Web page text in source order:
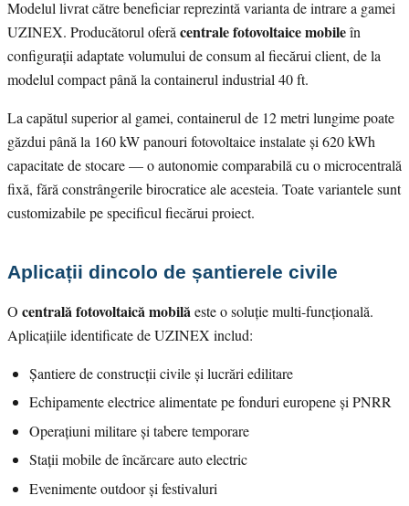
Modelul livrat către beneficiar reprezintă varianta de intrare a gamei
UZINEX. Producătorul oferă centrale fotovoltaice mobileîn
configurații adaptate volumului de consum al fiecărui client, de la
modelul compact până la containerul industrial 40 ft.
La capătul superior al gamei, containerul de 12 metri lungime poate
găzdui până la 160 kW panouri fotovoltaice instalate și 620 kWh
capacitate de stocare — o autonomie comparabilă cu o microcentrală
fixă, fără constrângerile birocratice ale acesteia. Toate variantele sunt
customizabile pe specificul fiecărui proiect.
Aplicații dincolo de șantierele civile
O centrală fotovoltaică mobilăeste o soluție multi-funcțională.
Aplicațiile identificate de UZINEX includ:
Șantiere de construcții civile și lucrări edilitare
Echipamente electrice alimentate pe fonduri europene și PNRR
Operațiuni militare și tabere temporare
Stații mobile de încărcare auto electric
Evenimente outdoor și festivaluri